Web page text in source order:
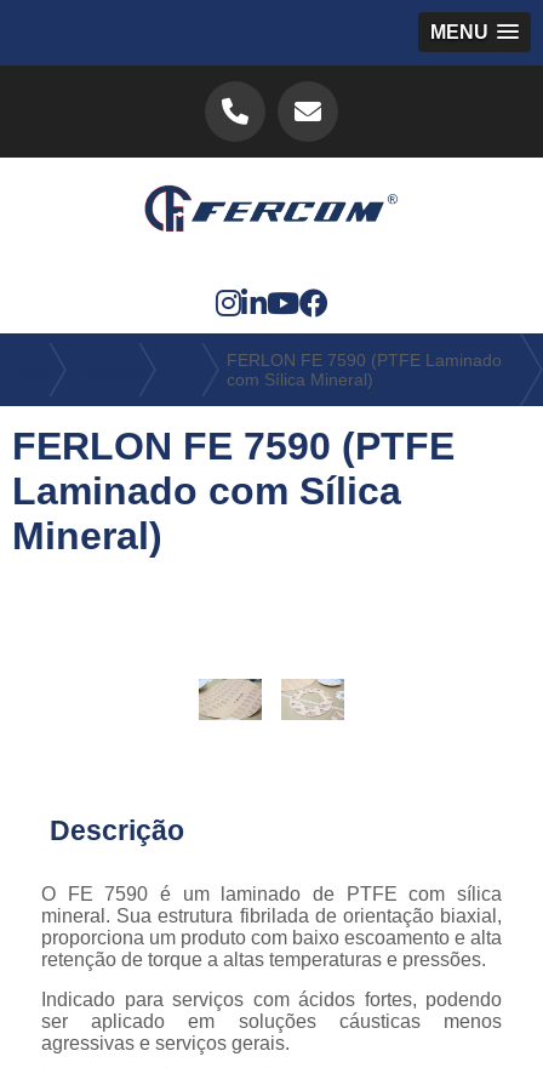
MENU
FERLON FE 7590 (PTFE Laminado
com Sílica Mineral)
FERLON FE 7590 (PTFE
Laminado com Sílica
Mineral)
Descrição
O FE 7590 é um laminado de PTFE com sílica
mineral. Sua estrutura fibrilada de orientação biaxial,
proporciona um produto com baixo escoamento e alta
retenção de torque a altas temperaturas e pressões.
Indicado para serviços com ácidos fortes, podendo
ser aplicado em soluções cáusticas menos
agressivas e serviços gerais.